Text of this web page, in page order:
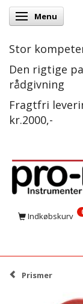
Skifte navigation
Menu
Stor
Den rigtige
rådgivning
Fragtfri
kr.2000,-
Indkøbskurv
Prismer